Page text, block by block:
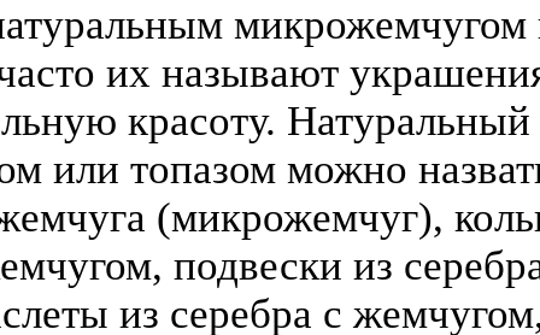
микрожемчугом
их называют
красоту.
или топазом можно
(микрожемчуг),
подвески из
из серебра с